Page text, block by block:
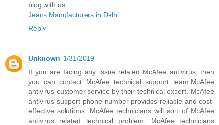
blog with us.
Jeans Manufacturers in Delhi
Reply
Unknown 1/31/2019
If you are facing any issue related McAfee antivirus, then
you can contact McAfee technical support team.McAfee
antivirus customer service by their technical expert. McAfee
antivirus support phone number provides reliable and cost-
effective solutions. McAfee technicians will sort of McAfee
antivirus related technical problem, McAfee technicians